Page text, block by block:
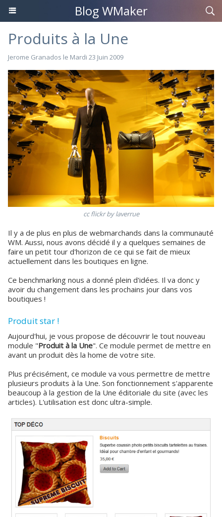
Blog WMaker
Produits à la Une
Jerome Granados le Mardi 23 Juin 2009
cc flickr by laverrue
Il y a de plus en plus de webmarchands dans la communauté
WM. Aussi, nous avons décidé il y a quelques semaines de
faire un petit tour d'horizon de ce qui se fait de mieux
actuellement dans les boutiques en ligne.
Ce benchmarking nous a donné plein d'idées. Il va donc y
avoir du changement dans les prochains jour dans vos
boutiques !
Produit star !
Aujourd'hui, je vous propose de découvrir le tout nouveau
module "Produit à la Une". Ce module permet de mettre en
avant un produit dès la home de votre site.
Plus précisément, ce module va vous permettre de mettre
plusieurs produits à la Une. Son fonctionnement s'apparente
beaucoup à la gestion de la Une éditoriale du site (avec les
articles). L'utilisation est donc ultra-simple.